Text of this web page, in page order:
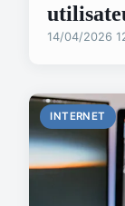
14/04/2026
INTERNET